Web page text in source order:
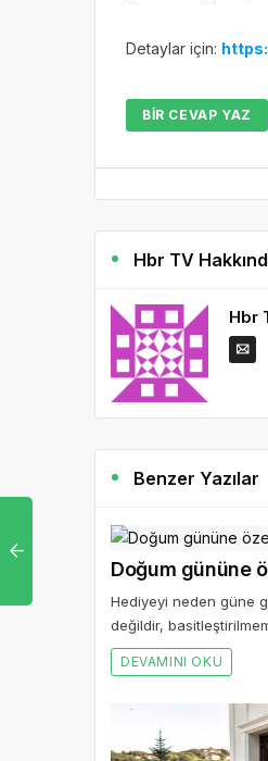
Detaylar için:
BIR CEVAP YAZ
Hbr TV
Hbr
Benzer Yazılar
Doğum gününe
Hediyeyi neden güne
değildir,
DEVAMINI OKU